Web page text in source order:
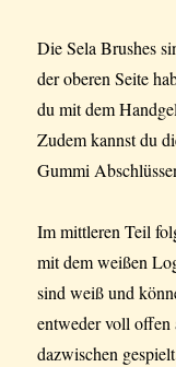
Die Sela Brushes
der oberen Seite
du mit dem
Zudem kannst du
Gummi
Im mittleren Teil
mit dem weißen
sind weiß und
entweder voll offen
dazwischen